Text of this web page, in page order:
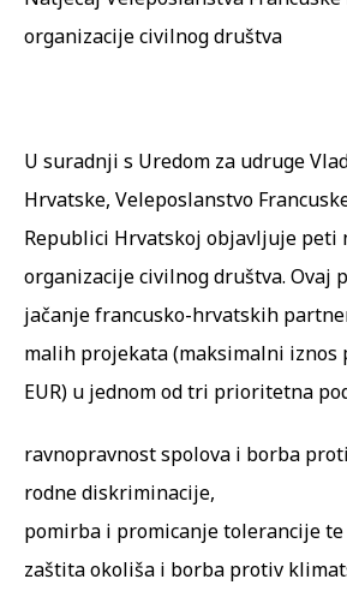
organizacije civilnog društva
U suradnji s Uredom za udruge
Hrvatske, Veleposlanstvo
Republici Hrvatskoj objavljuje peti
organizacije civilnog društva. Ovaj
jačanje francusko-hrvatskih
malih projekata (maksimalni iznos
EUR) u jednom od tri prioritetna
ravnopravnost spolova i borba
rodne diskriminacije,
pomirba i promicanje tolerancije te
zaštita okoliša i borba protiv